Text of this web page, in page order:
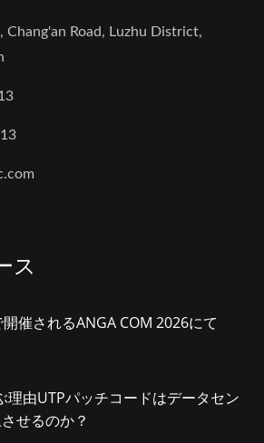
Chang'an Road, Luzhu District,
ス
開催されるANGA COM 2026にて
理由UTPパッチコードはデータセン
せるのか？